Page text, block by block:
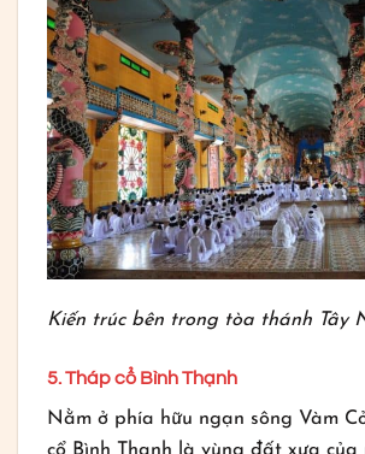
Kiến trúc bên trong tòa thánh Tây
5. Tháp cổ Bình Thạnh
Nằm ở phía hữu ngạn sông Vàm